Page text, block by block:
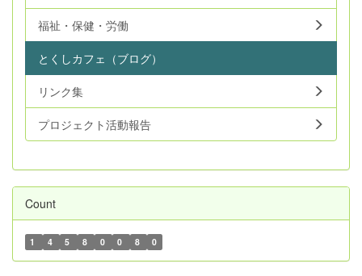
福祉・保健・労働
とくしカフェ（ブログ）
リンク集
プロジェクト活動報告
Count
1 4 5 8 0 0 8 0